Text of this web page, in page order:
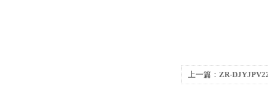
上一篇： ZR-